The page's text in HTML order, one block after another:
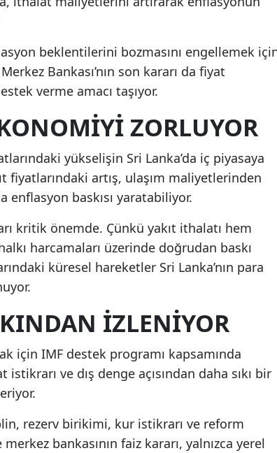
beklentilerini bozmasını engellemek
Bankası’nın son kararı da fiyat
verme amacı taşıyor.
ZORLUYOR
yükselişin Sri Lanka’da iç piyasaya
fiyatlarındaki artış, ulaşım maliyetlerinden
enflasyon baskısı yaratabiliyor.
kritik önemde. Çünkü yakıt ithalatı hem
harcamaları üzerinde doğrudan baskı
küresel hareketler Sri Lanka’nın para
IZLENIYOR
için IMF destek programı kapsamında
istikrarı ve dış denge açısından daha sıkı bir
rezerv birikimi, kur istikrarı ve reform
bankasının faiz kararı, yalnızca yerel